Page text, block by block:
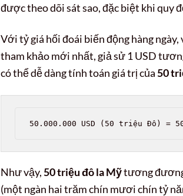
được theo dõi sát sao, đặc biệt khi quy
Với tỷ giá hối đoái biến động hàng
tham khảo mới nhất, giả sử 1 USD
có thể dễ dàng tính toán giá trị của50
50.000.000 USD (50 triệu Đô) =
Như vậy,50 triệu đô la Mỹtương
(một ngàn hai trăm chín mươi chín tỷ